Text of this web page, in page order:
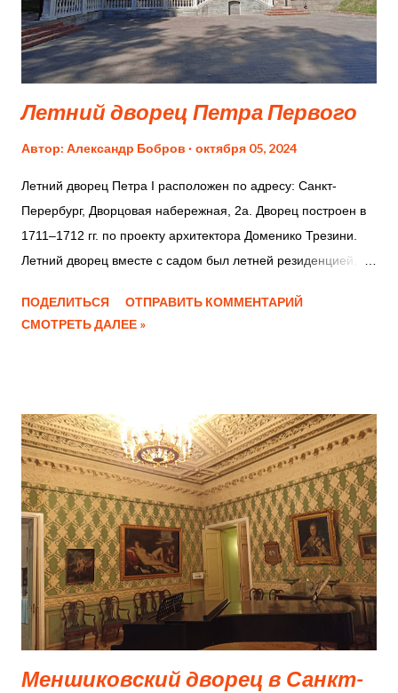
Пушкинский музей Пушкинский музей Пушкинский музей
Пушкинский музей Пушкинский музей Пушкинский музей
Пушкинский музей Пушкинский музей Пушкинский...
Летний дворец Петра Первого
Автор: Александр Бобров октября 05, 2024
​Летний дворец Петра I расположен по адресу: Санкт-
Перербург, Дворцовая набережная, 2а. Дворец построен в
1711–1712 гг. по проекту архитектора Доменико Трезини.
Летний дворец вместе с садом был летней резиденцией, в
переехал жить в Летний дворец 17 апреля 1712 года. На
первом этаже проживал сам Пётр, здесь была его Спальня,
внешний облик здания, живописные плафоны, в
аллегорической форме прославляющие деяния Петра I и
Екатерины I, сосновые шкафы для одежды, изразцовые
печи и отделка стен расписными голландскими плитками,
внутренняя отделка Нижней и Верхней Поварен и Зеленого
кабинета. Недостатки: В музее проводятся только экскурсии
с экскурсоводом, индивидуального посещения нет вообще.
Во время прохождения экскурсии все остальные комнаты
музея пустуют, кроме той, где находиться экскурсовод....
ПОДЕЛИТЬСЯ
ОТПРАВИТЬ КОММЕНТАРИЙ
СМОТРЕТЬ ДАЛЕЕ »
Меншиковский дворец в Санкт-